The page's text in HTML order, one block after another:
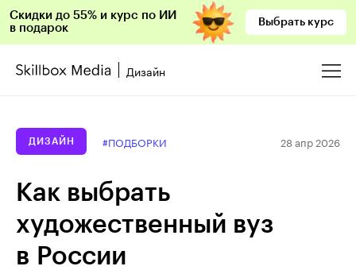
Скидки до 55% и курс по ИИ
в подарок
Выбрать курс
Дизайн
ДИЗАЙН #ПОДБОРКИ 28 апр 2026
Как выбрать
художественный вуз
в России